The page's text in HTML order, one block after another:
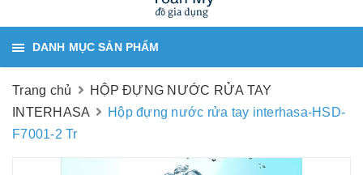
DANH MỤC SẢN PHẨM
Trang chủ
HỘP ĐỰNG NƯỚC RỬA TAY
INTERHASA
Hộp đựng nước rửa tay interhasa-HSD-
F7001-2 Tr